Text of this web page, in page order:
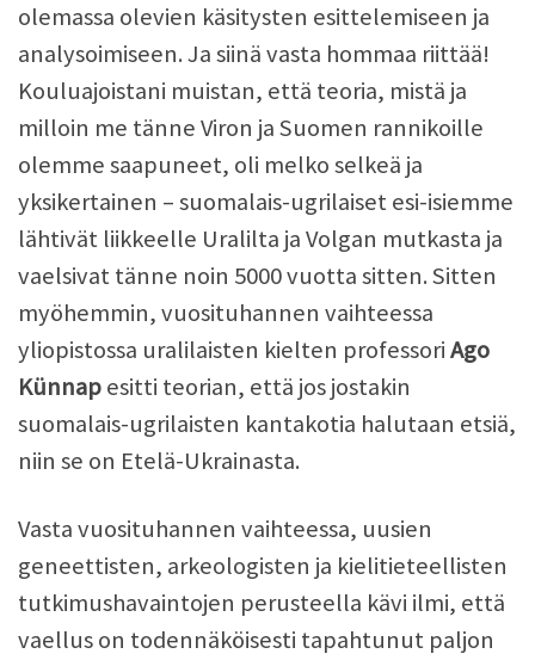
olemassa olevien käsitysten esittelemiseen ja
analysoimiseen. Ja siinä vasta hommaa riittää!
Kouluajoistani muistan, että teoria, mistä ja
milloin me tänne Viron ja Suomen rannikoille
olemme saapuneet, oli melko selkeä ja
yksikertainen – suomalais-ugrilaiset esi-isiemme
lähtivät liikkeelle Uralilta ja Volgan mutkasta ja
vaelsivat tänne noin 5000 vuotta sitten. Sitten
myöhemmin, vuosituhannen vaihteessa
yliopistossa uralilaisten kielten professoriAgo
Künnapesitti teorian, että jos jostakin
suomalais-ugrilaisten kantakotia halutaan etsiä,
niin se on Etelä-Ukrainasta.
Vasta vuosituhannen vaihteessa, uusien
geneettisten, arkeologisten ja kielitieteellisten
tutkimushavaintojen perusteella kävi ilmi, että
vaellus on todennäköisesti tapahtunut paljon